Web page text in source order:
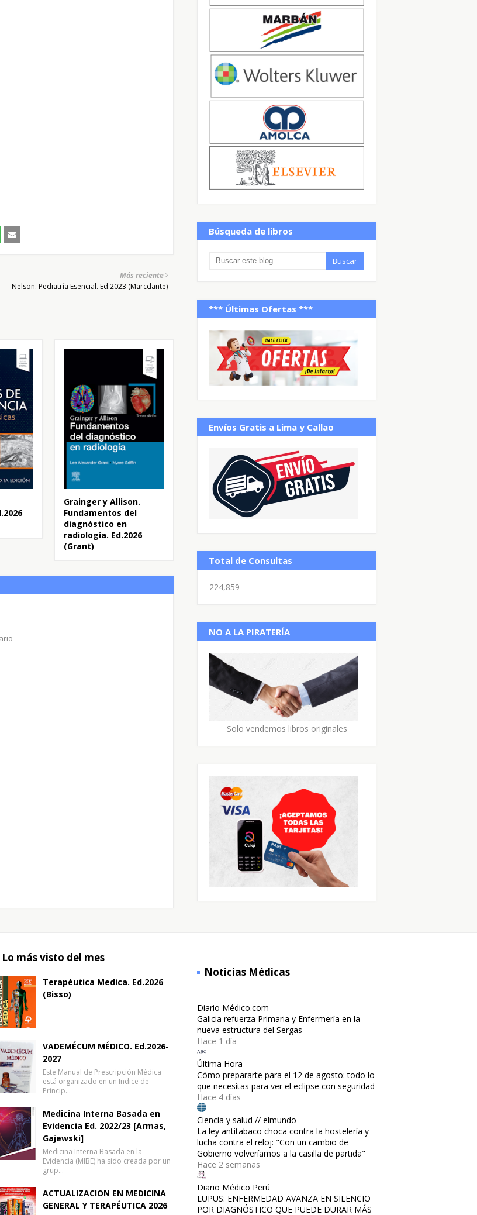
Más reciente
Nelson. Pediatría Esencial. Ed.2023 (Marcdante)
Grainger y Allison.
Fundamentos del
diagnóstico en
radiología. Ed.2026
(Grant)
Búsqueda de libros
*** Últimas Ofertas ***
Envíos Gratis a Lima y Callao
Total de Consultas
224,859
NO A LA PIRATERÍA
Solo vendemos libros originales
Lo más visto del mes
Terapéutica Medica. Ed.2026
(Bisso)
VADEMÉCUM MÉDICO. Ed.2026-
2027
Este Manual de Prescripción Médica
está organizado en un Indice de
Princip…
Medicina Interna Basada en
Evidencia Ed. 2022/23 [Armas,
Gajewski]
Medicina Interna Basada en la
Evidencia (MIBE) ha sido creada por un
grup…
ACTUALIZACION EN MEDICINA
GENERAL Y TERAPÉUTICA 2026
Noticias Médicas
Diario Médico.com
Galicia refuerza Primaria y Enfermería en la
nueva estructura del Sergas
Hace 1 día
Última Hora
Cómo prepararte para el 12 de agosto: todo lo
que necesitas para ver el eclipse con seguridad
Hace 4 días
Ciencia y salud // elmundo
La ley antitabaco choca contra la hostelería y
lucha contra el reloj: "Con un cambio de
Gobierno volveríamos a la casilla de partida"
Hace 2 semanas
Diario Médico Perú
LUPUS: ENFERMEDAD AVANZA EN SILENCIO
POR DIAGNÓSTICO QUE PUEDE DURAR MÁS